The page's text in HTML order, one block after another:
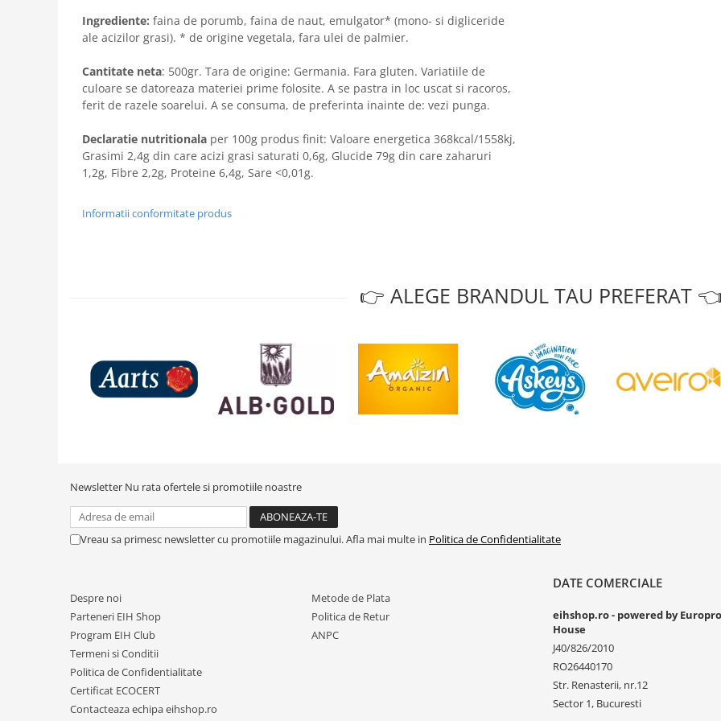
Ingrediente: faina de porumb, faina de naut, emulgator* (mono- si digliceride
ale acizilor grasi). * de origine vegetala, fara ulei de palmier.
Cantitate neta: 500gr. Tara de origine: Germania. Fara gluten. Variatiile de
culoare se datoreaza materiei prime folosite. A se pastra in loc uscat si racoros,
ferit de razele soarelui. A se consuma, de preferinta inainte de: vezi punga.
Declaratie nutritionala per 100g produs finit: Valoare energetica 368kcal/1558kj,
Grasimi 2,4g din care acizi grasi saturati 0,6g, Glucide 79g din care zaharuri
1,2g, Fibre 2,2g, Proteine 6,4g, Sare <0,01g.
Informatii conformitate produs
👉 ALEGE BRANDUL TAU PREFERAT
Newsletter Nu rata ofertele si promotiile noastre
Vreau sa primesc newsletter cu promotiile magazinului. Afla mai multe in Politica de Confidentialitate
Despre noi
Parteneri EIH Shop
Program EIH Club
Termeni si Conditii
Politica de Confidentialitate
Certificat ECOCERT
Contacteaza echipa eihshop.ro
Metode de Plata
Politica de Retur
ANPC
DATE COMERCIALE
eihshop.ro - powered by
House
J40/826/2010
RO26440170
Str. Renasterii, nr.12
Sector 1, Bucuresti